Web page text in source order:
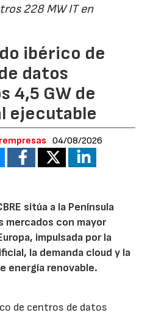
228 MW IT en
ibérico de
datos
4,5 GW de
ejecutable
04/08/2026
sitúa a la Península
mercados con mayor
impulsada por la
la demanda cloud y la
energía renovable.
de centros de datos